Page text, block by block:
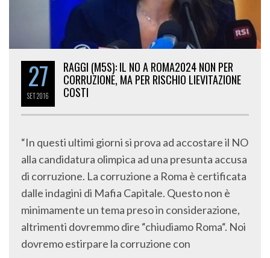
27
SET2016
RAGGI (M5S): IL NO A ROMA2024 NON PER
CORRUZIONE, MA PER RISCHIO LIEVITAZIONE
COSTI
“In questi ultimi giorni si prova ad accostare il NO
alla candidatura olimpica ad una presunta accusa
di corruzione. La corruzione a Roma è certificata
dalle indagini di Mafia Capitale. Questo non è
minimamente un tema preso in considerazione,
altrimenti dovremmo dire “chiudiamo Roma“. Noi
dovremo estirpare la corruzione con